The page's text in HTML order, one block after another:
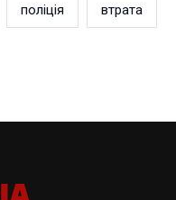
поліція втрата